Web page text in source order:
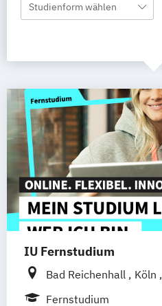
Studienform wählen
IU Fernstudium
Bad Reichenhall Köln
Kiel
Frankfurt am Main
Fernstudium